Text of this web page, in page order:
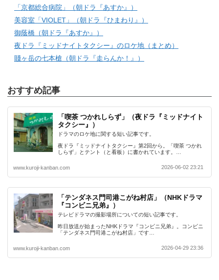
「京都総合病院」（朝ドラ『あすか』）
美容室「VIOLET」（朝ドラ『ひまわり』）
御蔭橋（朝ドラ『あすか』）
夜ドラ『ミッドナイトタクシー』のロケ地（まとめ）
賤ヶ岳の七本槍（朝ドラ『走らんか！』）
おすすめ記事
「喫茶 つかれしらず」（夜ドラ『ミッドナイト
タクシー』）
ドラマのロケ地に関する短い記事です。
夜ドラ『ミッドナイトタクシー』第2回から。「喫茶 つかれ
しらず」とテント（と看板）に書かれています。…
www.kuroji-kanban.com 2026-06-02 23:21
「テンダネス門司港こがね村店」（NHKドラマ
『コンビニ兄弟』）
テレビドラマの撮影場所についての短い記事です。
昨日放送が始まったNHKドラマ『コンビニ兄弟』。コンビニ
「テンダネス門司港こがね村店」です…
www.kuroji-kanban.com 2026-04-29 23:36